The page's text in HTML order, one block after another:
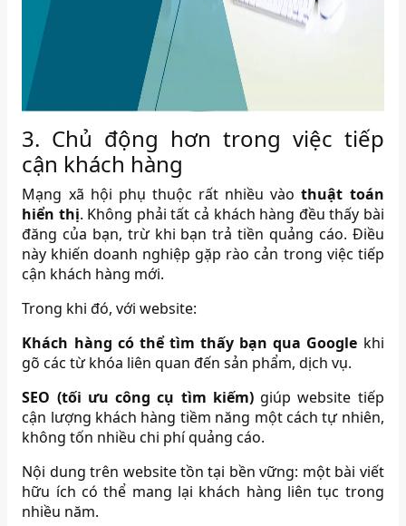
3. Chủ động hơn trong việc tiếp
cận khách hàng
Mạng xã hội phụ thuộc rất nhiều vàothuật toán
hiển thị. Không phải tất cả khách hàng đều thấy bài
đăng của bạn, trừ khi bạn trả tiền quảng cáo. Điều
này khiến doanh nghiệp gặp rào cản trong việc tiếp
cận khách hàng mới.
Trong khi đó, với website:
Khách hàng có thể tìm thấy bạn qua Google khi
gõ các từ khóa liên quan đến sản phẩm, dịch vụ.
SEO (tối ưu công cụ tìm kiếm)giúp website tiếp
cận lượng khách hàng tiềm năng một cách tự nhiên,
không tốn nhiều chi phí quảng cáo.
Nội dung trên website tồn tại bền vững: một bài viết
hữu ích có thể mang lại khách hàng liên tục trong
nhiều năm.